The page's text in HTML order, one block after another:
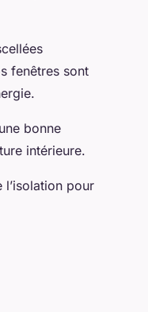
fenêtres sont
bonne
intérieure.
pour